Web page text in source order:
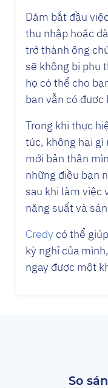
Dám bắt đầu
thu nhập hoặc
trở thành ông
sẽ không bị phụ
họ có thể cho
bạn vẫn có
Trong khi thực
túc, không hại
mới bản thân
những điều bạn
sau khi làm việc
năng suất và
Credy có thể
kỳ nghỉ của
ngay được một
So